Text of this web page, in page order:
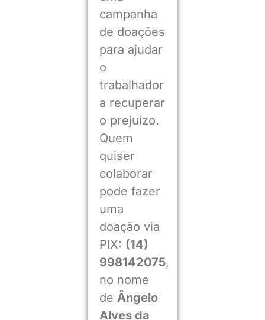
campanha
de doações
para ajudar
o
trabalhador
a recuperar
o prejuízo.
Quem
quiser
colaborar
pode fazer
uma
doação via
PIX: (14)
998142075,
no nome
de Ângelo
Alves da